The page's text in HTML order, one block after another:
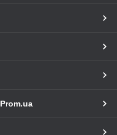
Prom.ua